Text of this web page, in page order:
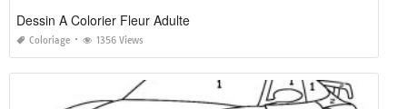
Dessin A Colorier Fleur Adulte
Coloriage 1356 Views